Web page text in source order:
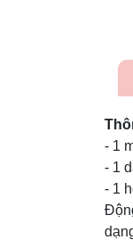
- 1
- 1
- 1